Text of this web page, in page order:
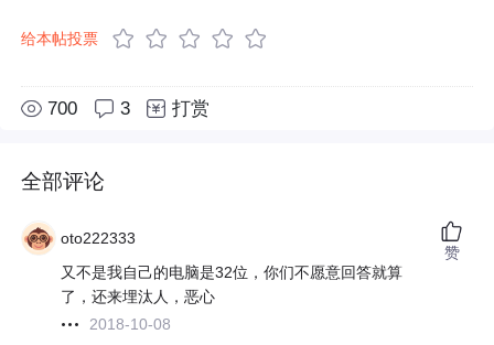
给本帖投票
700 3 打赏
全部评论
oto222333
又不是我自己的电脑是32位，你们不愿意回答就算
了，还来埋汰人，恶心
2018-10-08
赞